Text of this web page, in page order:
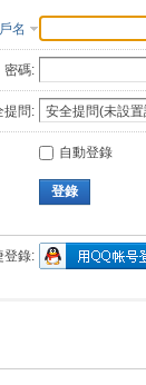
名
密碼:
提問:
自動登錄
登錄
登錄: